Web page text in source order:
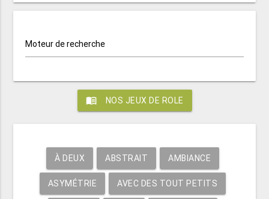
Moteur de recherche
menu_book NOS JEUX DE ROLE
À DEUX ABSTRAIT AMBIANCE
ASYMÉTRIE AVEC DES TOUT PETITS